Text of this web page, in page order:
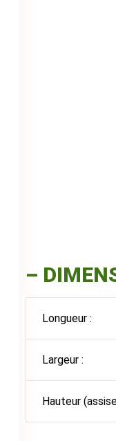
–
Longueur :
Largeur :
Hauteur